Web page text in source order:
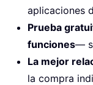
aplicaciones
Prueba
funciones—
La mejor
la compra